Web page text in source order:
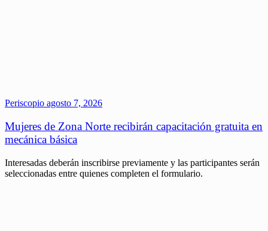
Periscopio agosto 7, 2026
Mujeres de Zona Norte recibirán capacitación gratuita en
mecánica básica
Interesadas deberán inscribirse previamente y las participantes serán
seleccionadas entre quienes completen el formulario.